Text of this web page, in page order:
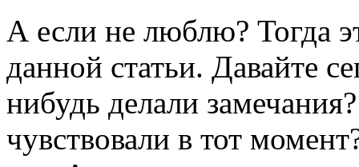
А если не люблю? Тогда
данной статьи. Давайте
нибудь делали
чувствовали в тот